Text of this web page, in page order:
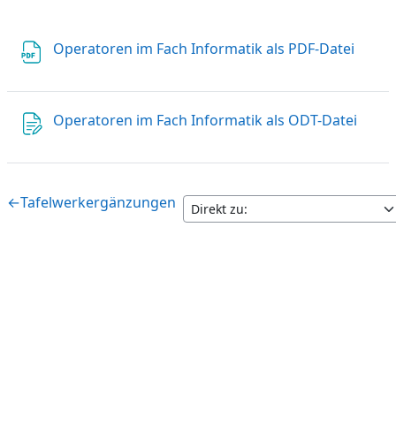
Operatoren im Fach Informatik als PDF-Datei
Operatoren im Fach Informatik als ODT-Datei
←Tafelwerkergänzungen